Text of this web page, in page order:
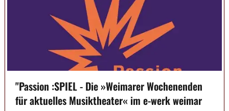
"Passion :SPIEL - Die »Weimarer Wochenenden
für aktuelles Musiktheater« im e-werk weimar